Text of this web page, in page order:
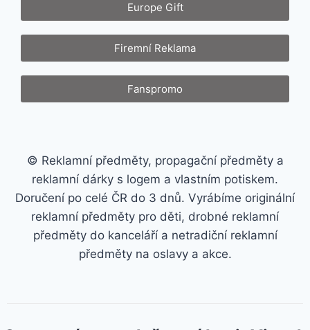
Europe Gift
Firemní Reklama
Fanspromo
© Reklamní předměty, propagační předměty a
reklamní dárky s logem a vlastním potiskem.
Doručení po celé ČR do 3 dnů. Vyrábíme originální
reklamní předměty pro děti, drobné reklamní
předměty do kanceláří a netradiční reklamní
předměty na oslavy a akce.